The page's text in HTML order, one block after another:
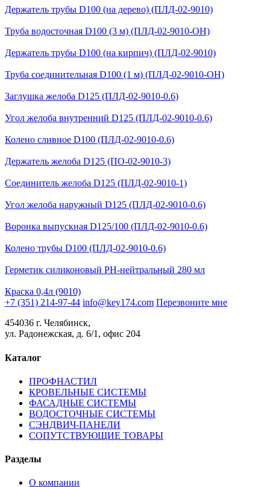
Держатель трубы D100 (на дерево) (ПЛД-02-9010)
Труба водосточная D100 (3 м) (ПЛД-02-9010-ОН)
Держатель трубы D100 (на кирпич) (ПЛД-02-9010)
Труба соединительная D100 (1 м) (ПЛД-02-9010-ОН)
Заглушка желоба D125 (ПЛД-02-9010-0.6)
Угол желоба внутренний D125 (ПЛД-02-9010-0.6)
Колено сливное D100 (ПЛД-02-9010-0.6)
Держатель желоба D125 (ПО-02-9010-3)
Соединитель желоба D125 (ПЛД-02-9010-1)
Угол желоба наружный D125 (ПЛД-02-9010-0.6)
Воронка выпускная D125/100 (ПЛД-02-9010-0.6)
Колено трубы D100 (ПЛД-02-9010-0.6)
Герметик силиконовый PH-нейтральный 280 мл
Краска 0,4л (9010)
+7 (351) 214-97-44 info@key174.com Перезвоните мне
454036 г. Челябинск,
ул. Радонежская, д. 6/1, офис 204
Каталог
ПРОФНАСТИЛ
КРОВЕЛЬНЫЕ СИСТЕМЫ
ФАСАДНЫЕ СИСТЕМЫ
ВОДОСТОЧНЫЕ СИСТЕМЫ
СЭНДВИЧ-ПАНЕЛИ
СОПУТСТВУЮЩИЕ ТОВАРЫ
Разделы
О компании